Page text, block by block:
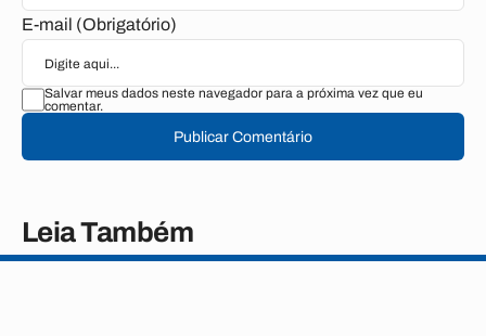
E-mail (Obrigatório)
Salvar meus dados neste navegador para a próxima vez que eu
comentar.
Publicar Comentário
Leia Também